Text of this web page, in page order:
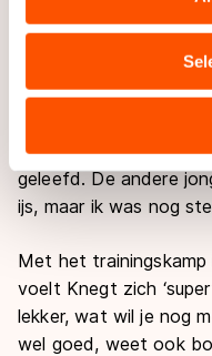
uw gebruik van onze
combineren met
verstrekt of die zij
Sommige partners
landen buiten de EU,
adequaat
Door op ‘Toestaan’ te
Zelf was Knegt bij de
erg moe. De
gewonnen EK in
hadden we twee
geleefd. De andere
ijs, maar ik was nog
Met het
voelt Knegt zich
lekker, wat wil je nog
wel goed, weet ook